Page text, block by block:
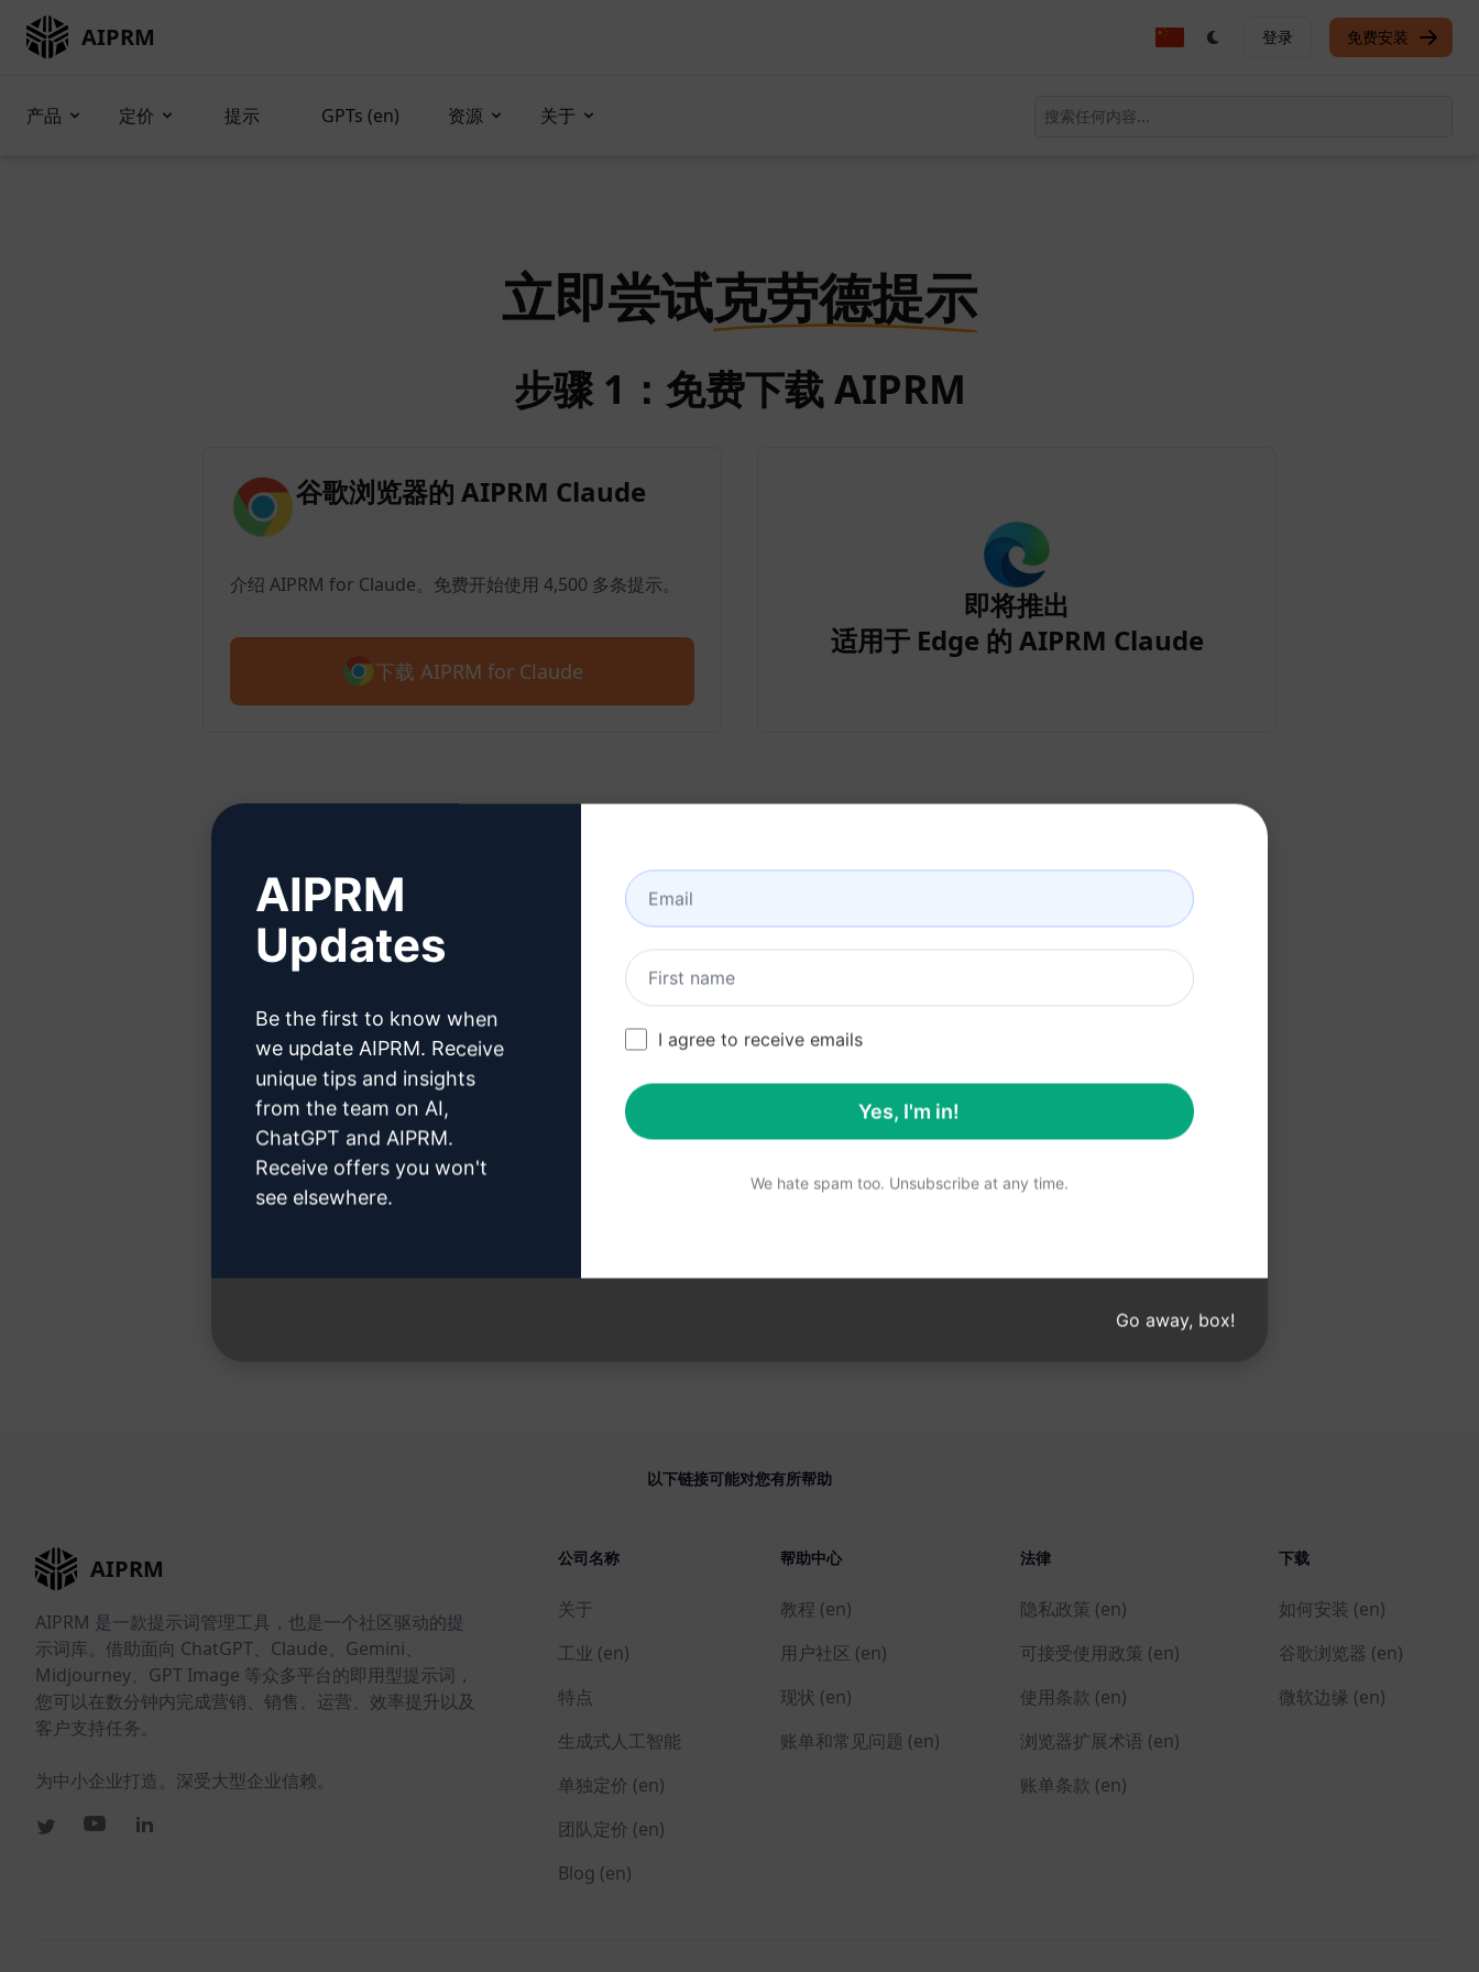
AIPRM 登录 免费安装
产品 定价 提示 GPTs (en) 资源 关于
立即尝试克劳德提示
步骤 1：免费下载 AIPRM
谷歌浏览器的 AIPRM Claude
介绍 AIPRM for Claude。免费开始使用 4,500 多条提示。
下载 AIPRM for Claude
即将推出
适用于 Edge 的 AIPRM Claude
步骤 2：创建 Claude 账户
单击此处了解如何创建克劳德账户
第 3 步：在您的克劳德中使用提示
以下链接可能对您有所帮助
AIPRM
AIPRM 是一款提示词管理工具，也是一个社区驱动的提
示词库。借助面向 ChatGPT、Claude、Gemini、
Midjourney、GPT Image 等众多平台的即用型提示词，
您可以在数分钟内完成营销、销售、运营、效率提升以及
客户支持任务。
为中小企业打造。深受大型企业信赖。
公司名称
关于
工业 (en)
特点
生成式人工智能
单独定价 (en)
团队定价 (en)
Blog (en)
帮助中心
教程 (en)
用户社区 (en)
现状 (en)
账单和常见问题 (en)
法律
隐私政策 (en)
可接受使用政策 (en)
使用条款 (en)
浏览器扩展术语 (en)
账单条款 (en)
下载
如何安装 (en)
谷歌浏览器 (en)
微软边缘 (en)
AIPRM
Updates
Be the first to know when
we update AIPRM. Receive
unique tips and insights
from the team on AI,
ChatGPT and AIPRM.
Receive offers you won't
see elsewhere.
I agree to receive emails
Yes, I'm in!
We hate spam too. Unsubscribe at any time.
Go away, box!